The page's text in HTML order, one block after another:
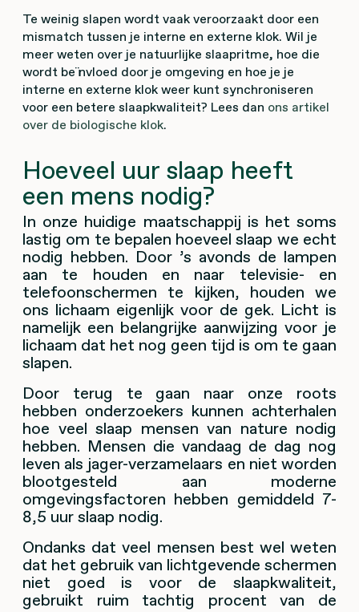
Te weinig slapen wordt vaak veroorzaakt door een
mismatch tussen je interne en externe klok. Wil je
meer weten over je natuurlijke slaapritme, hoe die
wordt beïnvloed door je omgeving en hoe je je
interne en externe klok weer kunt synchroniseren
voor een betere slaapkwaliteit? Lees dan ons artikel
over de biologische klok.
Hoeveel uur slaap heeft
een mens nodig?
In onze huidige maatschappij is het soms
lastig om te bepalen hoeveel slaap we echt
nodig hebben. Door ’s avonds de lampen
aan te houden en naar televisie- en
telefoonschermen te kijken, houden we
ons lichaam eigenlijk voor de gek. Licht is
namelijk een belangrijke aanwijzing voor je
lichaam dat het nog geen tijd is om te gaan
slapen.
Door terug te gaan naar onze roots
hebben onderzoekers kunnen achterhalen
hoe veel slaap mensen van nature nodig
hebben. Mensen die vandaag de dag nog
leven als jager-verzamelaars en niet worden
blootgesteld aan moderne
omgevingsfactoren hebben gemiddeld 7-
8,5 uur slaap nodig.
Ondanks dat veel mensen best wel weten
dat het gebruik van lichtgevende schermen
niet goed is voor de slaapkwaliteit,
gebruikt ruim tachtig procent van de